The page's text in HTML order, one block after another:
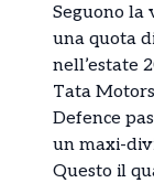
Seguono la
una quota
nell’estate
Tata
Defence
un maxi-
Questo il